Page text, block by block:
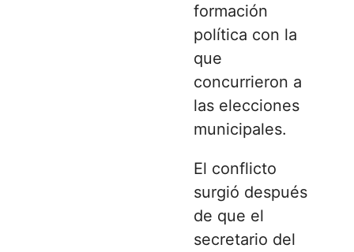
formación
política con la
que
concurrieron a
las elecciones
municipales.
El conflicto
surgió después
de que el
secretario del